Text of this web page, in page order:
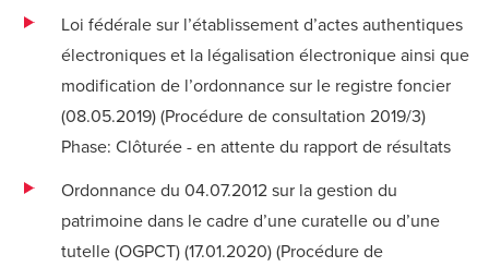
Loi fédérale sur l’établissement d’actes authentiques
électroniques et la légalisation électronique ainsi que
modification de l’ordonnance sur le registre foncier
(08.05.2019) (Procédure de consultation 2019/3)
Phase: Clôturée - en attente du rapport de résultats
Ordonnance du 04.07.2012 sur la gestion du
patrimoine dans le cadre d’une curatelle ou d’une
tutelle (OGPCT) (17.01.2020) (Procédure de